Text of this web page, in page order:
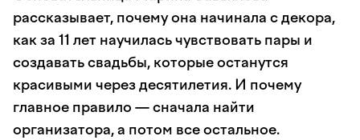
рассказывает, почему она начинала с декора,
как за 11 лет научилась чувствовать пары и
создавать свадьбы, которые останутся
красивыми через десятилетия. И почему
главное правило — сначала найти
организатора, а потом все остальное.